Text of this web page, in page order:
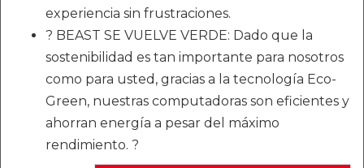
experiencia sin frustraciones.
? BEAST SE VUELVE VERDE: Dado que la
sostenibilidad es tan importante para nosotros
como para usted, gracias a la tecnología Eco-
Green, nuestras computadoras son eficientes y
ahorran energía a pesar del máximo
rendimiento. ?